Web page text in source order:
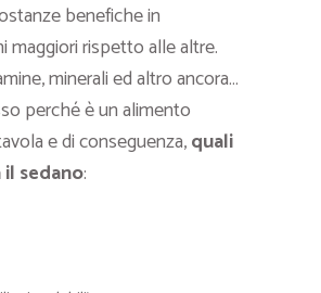
benefiche in
maggiori rispetto alle altre.
minerali ed altro ancora…
perché è un alimento
e di conseguenza,quali
sedano: